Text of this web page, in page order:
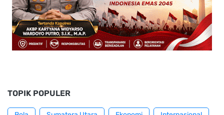
TOPIK POPULER